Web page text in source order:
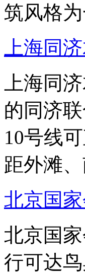
筑风格为
上海同
上海同
的同济
10号线
距外滩
北京国
北京国
行可达